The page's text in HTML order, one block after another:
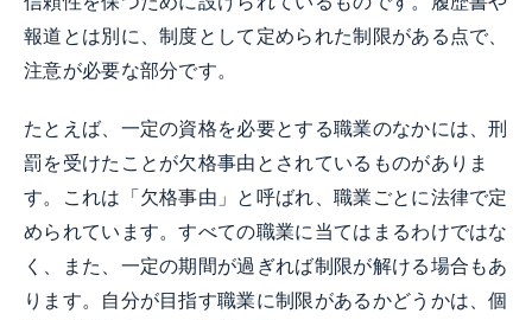
報道とは別に、制度として定められた制限がある点で、
注意が必要な部分です。
たとえば、一定の資格を必要とする職業のなかには、刑
罰を受けたことが欠格事由とされているものがありま
す。これは「欠格事由」と呼ばれ、職業ごとに法律で定
められています。すべての職業に当てはまるわけではな
く、また、一定の期間が過ぎれば制限が解ける場合もあ
ります。自分が目指す職業に制限があるかどうかは、個